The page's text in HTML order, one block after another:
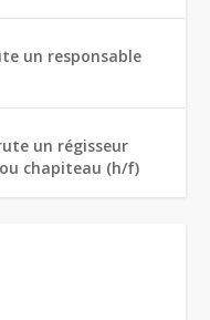
un responsable
un régisseur
chapiteau (h/f)